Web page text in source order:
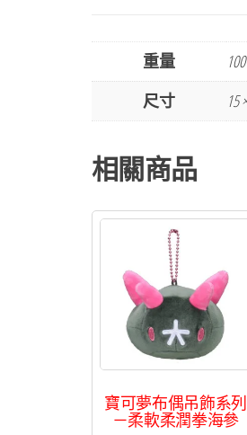
重量
尺寸
15
相關商品
寶可夢布偶吊飾系列
－柔軟柔潤拳海參